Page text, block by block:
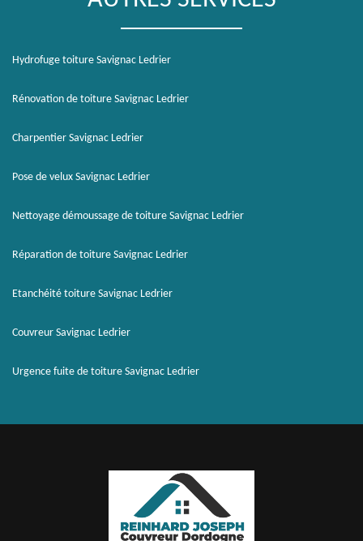
Hydrofuge toiture Savignac Ledrier
Rénovation de toiture Savignac Ledrier
Charpentier Savignac Ledrier
Pose de velux Savignac Ledrier
Nettoyage démoussage de toiture Savignac Ledrier
Réparation de toiture Savignac Ledrier
Etanchéité toiture Savignac Ledrier
Couvreur Savignac Ledrier
Urgence fuite de toiture Savignac Ledrier